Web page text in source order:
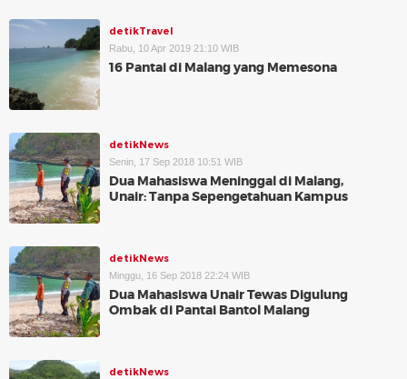
detikTravel
Rabu, 10 Apr 2019 21:10 WIB
16 Pantai di Malang yang Memesona
detikNews
Senin, 17 Sep 2018 10:51 WIB
Dua Mahasiswa Meninggal di Malang,
Unair: Tanpa Sepengetahuan Kampus
detikNews
Minggu, 16 Sep 2018 22:24 WIB
Dua Mahasiswa Unair Tewas Digulung
Ombak di Pantai Bantol Malang
detikNews